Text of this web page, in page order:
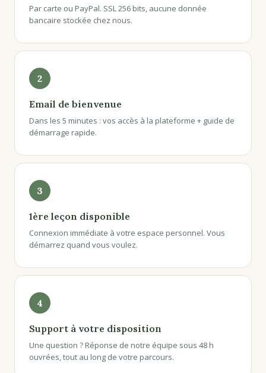
Par carte ou PayPal. SSL 256 bits, aucune donnée
bancaire stockée chez nous.
2
Email de bienvenue
Dans les 5 minutes : vos accès à la plateforme + guide de
démarrage rapide.
3
1ère leçon disponible
Connexion immédiate à votre espace personnel. Vous
démarrez quand vous voulez.
4
Support à votre disposition
Une question ? Réponse de notre équipe sous 48 h
ouvrées, tout au long de votre parcours.